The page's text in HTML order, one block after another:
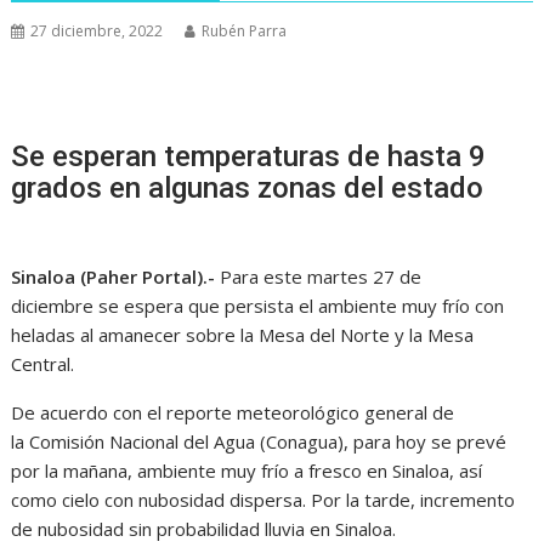
27 diciembre, 2022 Rubén Parra
Se esperan temperaturas de hasta 9
grados en algunas zonas del estado
Sinaloa (Paher Portal).- Para este martes 27 de
diciembre se espera que persista el ambiente muy frío con
heladas al amanecer sobre la Mesa del Norte y la Mesa
Central.
De acuerdo con el reporte meteorológico general de
la Comisión Nacional del Agua (Conagua), para hoy se prevé
por la mañana, ambiente muy frío a fresco en Sinaloa, así
como cielo con nubosidad dispersa. Por la tarde, incremento
de nubosidad sin probabilidad lluvia en Sinaloa.